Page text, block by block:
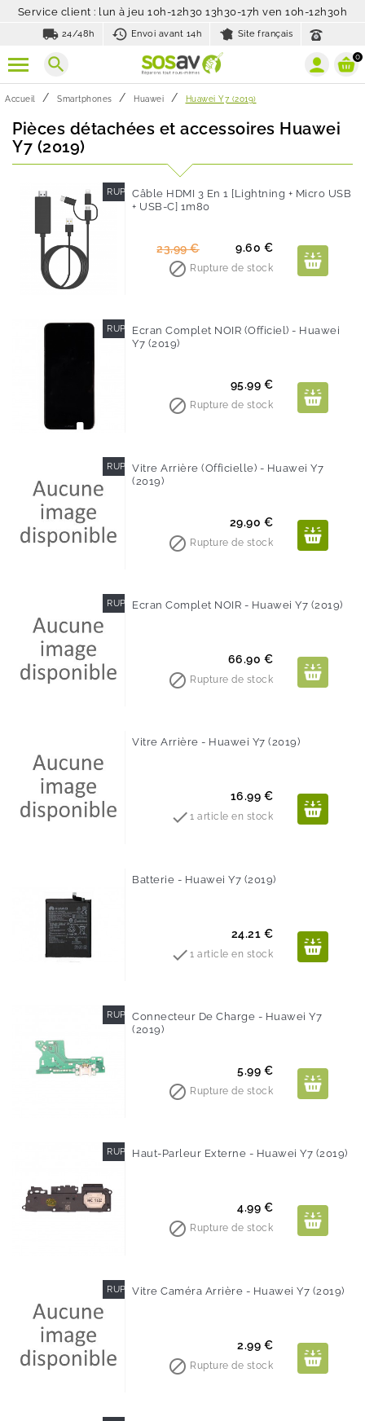
Service client : lun à jeu 10h-12h30 13h30-17h ven 10h-12h30h
local_shipping 24/48h history_toggle_off
Envoi avant 14h Site français
search 0
Accueil Smartphones Huawei Huawei Y7 (2019)
Pièces détachées et accessoires Huawei
Y7 (2019)
RUPTURE DE STOCK
Câble HDMI 3 En 1 [Lightning + Micro USB
+ USB-C] 1m80
Prix
de
23,99 €Prix 9.60 €
 Rupture de stock
RUPTURE DE STOCK
Ecran Complet NOIR (Officiel) - Huawei
Y7 (2019)
Prix
95.99 €
 Rupture de stock
RUPTURE DE STOCK
Vitre Arrière (Officielle) - Huawei Y7
(2019)
Prix
29.90 €
 Rupture de stock
RUPTURE DE STOCK
Ecran Complet NOIR - Huawei Y7 (2019)
Prix
66.90 €
 Rupture de stock
Vitre Arrière - Huawei Y7 (2019)
Prix
16.99 €
1 article en stock
Batterie - Huawei Y7 (2019)
Prix
24.21 €
1 article en stock
RUPTURE DE STOCK
Connecteur De Charge - Huawei Y7
(2019)
Prix
5.99 €
 Rupture de stock
RUPTURE DE STOCK
Haut-Parleur Externe - Huawei Y7 (2019)
Prix
4.99 €
 Rupture de stock
RUPTURE DE STOCK
Vitre Caméra Arrière - Huawei Y7 (2019)
Prix
2.99 €
 Rupture de stock